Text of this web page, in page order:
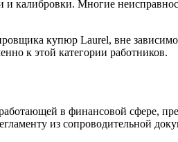
и калибровки. Многие
купюр Laurel, вне
к этой категории работников.
в финансовой сфере,
из сопроводительной